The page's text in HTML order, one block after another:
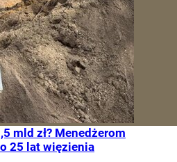
mld zł? Menedżerom
25 lat więzienia